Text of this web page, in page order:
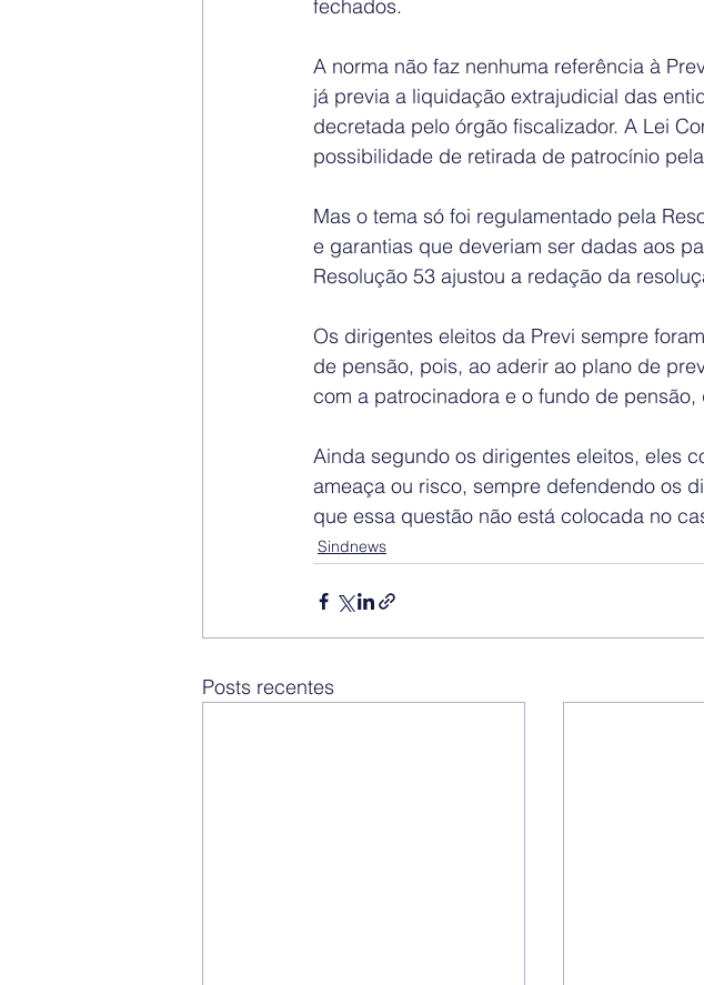
fechados.
A norma não faz nenhuma referência à
já previa a liquidação extrajudicial das
decretada pelo órgão fiscalizador. A Lei
possibilidade de retirada de patrocínio
Mas o tema só foi regulamentado pela
e garantias que deveriam ser dadas aos
Resolução 53 ajustou a redação da
Os dirigentes eleitos da Previ sempre
de pensão, pois, ao aderir ao plano de
com a patrocinadora e o fundo de
Ainda segundo os dirigentes eleitos, eles
ameaça ou risco, sempre defendendo os
que essa questão não está colocada no
Sindnews
Posts recentes